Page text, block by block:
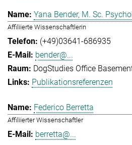
Yana Bender, M. Sc.
Affiliierte Wissenschaftlerin
(+49)03641-686935
bender@...
DogStudies Office
Publikationsreferenzen
Federico Berretta
Affiliierter Wissenschaftler
berretta@...